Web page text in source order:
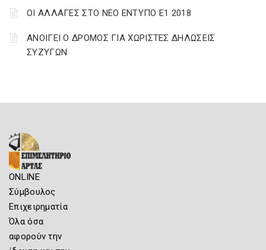
ΟΙ ΑΛΛΑΓΕΣ ΣΤΟ ΝΕΟ ΕΝΤΥΠΟ Ε1 2018
ΑΝΟΙΓΕΙ Ο ΔΡΟΜΟΣ ΓΙΑ ΧΩΡΙΣΤΕΣ ΔΗΛΩΣΕΙΣ
ΣΥΖΥΓΩΝ
ONLINE
Σύμβουλος
Επιχειρηματία
Όλα όσα
αφορούν την